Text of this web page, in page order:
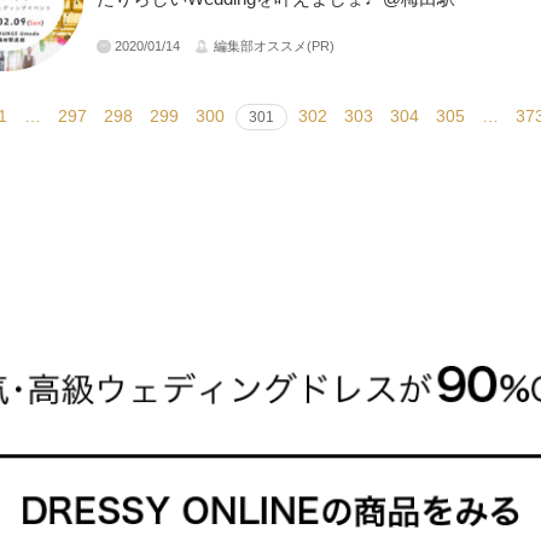
2020/01/14 編集部オススメ(PR)
… 297 298 299 300 301 302 303 304 305 …